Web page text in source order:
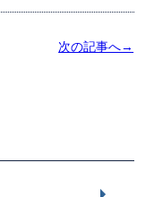
次の記事へ→